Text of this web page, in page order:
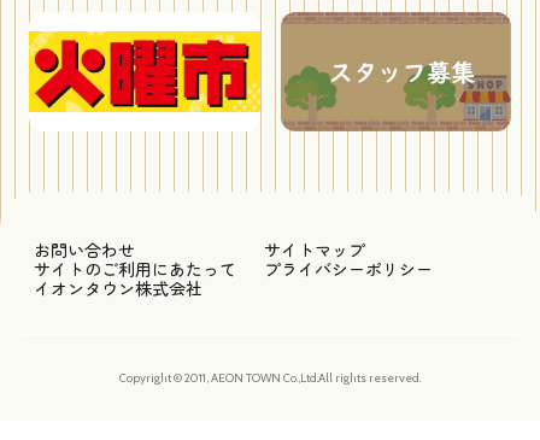
お問い合わせ
サイトマップ
サイトのご利用にあたって
プライバシーポリシー
イオンタウン株式会社
Copyright © 2011, AEON TOWN Co.,Ltd.All rights reserved.